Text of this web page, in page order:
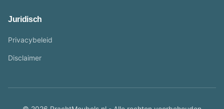
Juridisch
Privacybeleid
Disclaimer